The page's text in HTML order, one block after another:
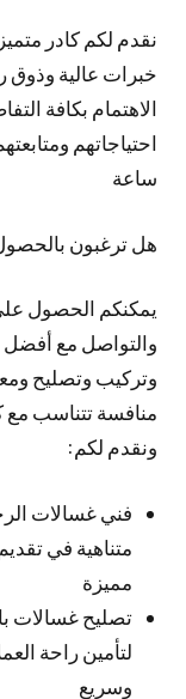
نقدم لكم كادر
خبرات عالية وذوق
الاهتمام بكافة
ساعة
هل ترغبون
يمكنكم الحصول
والتواصل مع
وتركيب وتصليح
منافسة تتناسب مع
ونقدم لكم:
فني غسالات
متناهية في
مميزة
تصليح غسالات
لتأمين راحة
وسريع